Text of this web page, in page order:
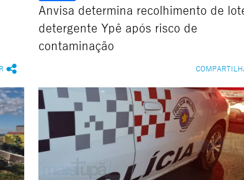
Anvisa determina recolhimento de
detergente Ypê após risco de
contaminação